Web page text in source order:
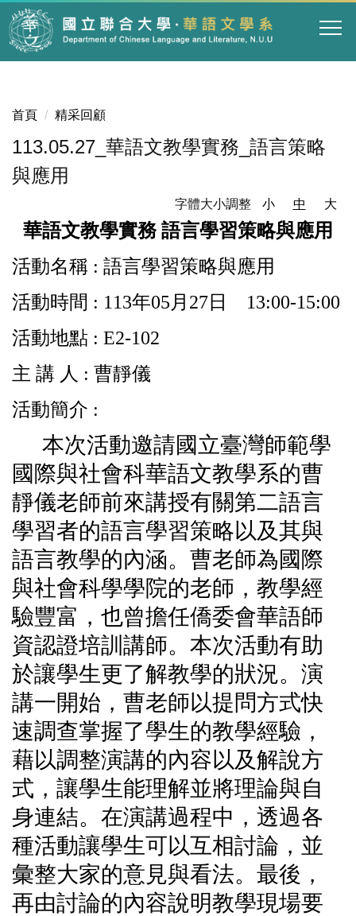
跳
到
主
容
首頁 精采回顧
113.05.27_華語文教學實務_語言策略
與應用
字體大小調整 小 中 大
華語文教學實務 語言學習策略與應用
活動名稱 : 語言學習策略與應用
活動時間 : 113年05月27日 13:00-15:00
活動地點 : E2-102
主 講 人 : 曹靜儀
活動簡介 :
本次活動邀請國立臺灣師範學
國際與社會科華語文教學系的曹
靜儀老師前來講授有關第二語言
學習者的語言學習策略以及其與
語言教學的內涵。曹老師為國際
與社會科學學院的老師，教學經
驗豐富，也曾擔任僑委會華語師
資認證培訓講師。本次活動有助
於讓學生更了解教學的狀況。演
講一開始，曹老師以提問方式快
速調查掌握了學生的教學經驗，
藉以調整演講的內容以及解說方
式，讓學生能理解並將理論與自
身連結。在演講過程中，透過各
種活動讓學生可以互相討論，並
彙整大家的意見與看法。最後，
再由討論的內容說明教學現場要